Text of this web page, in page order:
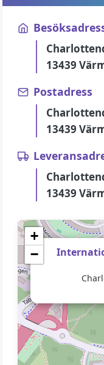
13439
Postadress
13439
13439
+
−